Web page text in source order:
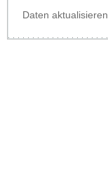
Daten aktualisieren